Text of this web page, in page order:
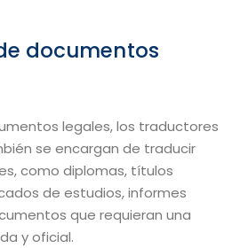
documentos
legales, los traductores
se encargan de traducir
como diplomas, títulos
de estudios, informes
que requieran una
y oficial.